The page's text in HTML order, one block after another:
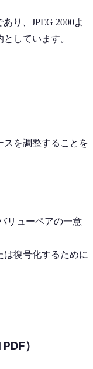
り、JPEG 2000よ
しています。
スを調整することを
リューペアの一意
は復号化するために
）